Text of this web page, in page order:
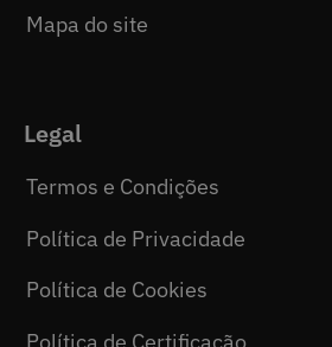
Mapa do site
Legal
Termos e Condições
Política de Privacidade
Política de Cookies